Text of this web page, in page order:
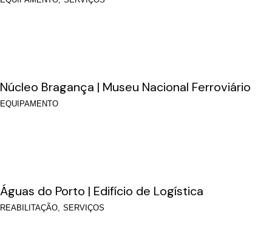
Núcleo Bragança | Museu Nacional Ferroviário
EQUIPAMENTO
Águas do Porto | Edifício de Logística
REABILITAÇÃO SERVIÇOS